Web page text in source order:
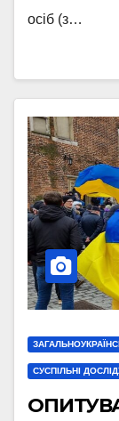
осіб (з…
СУСПІЛЬНІ